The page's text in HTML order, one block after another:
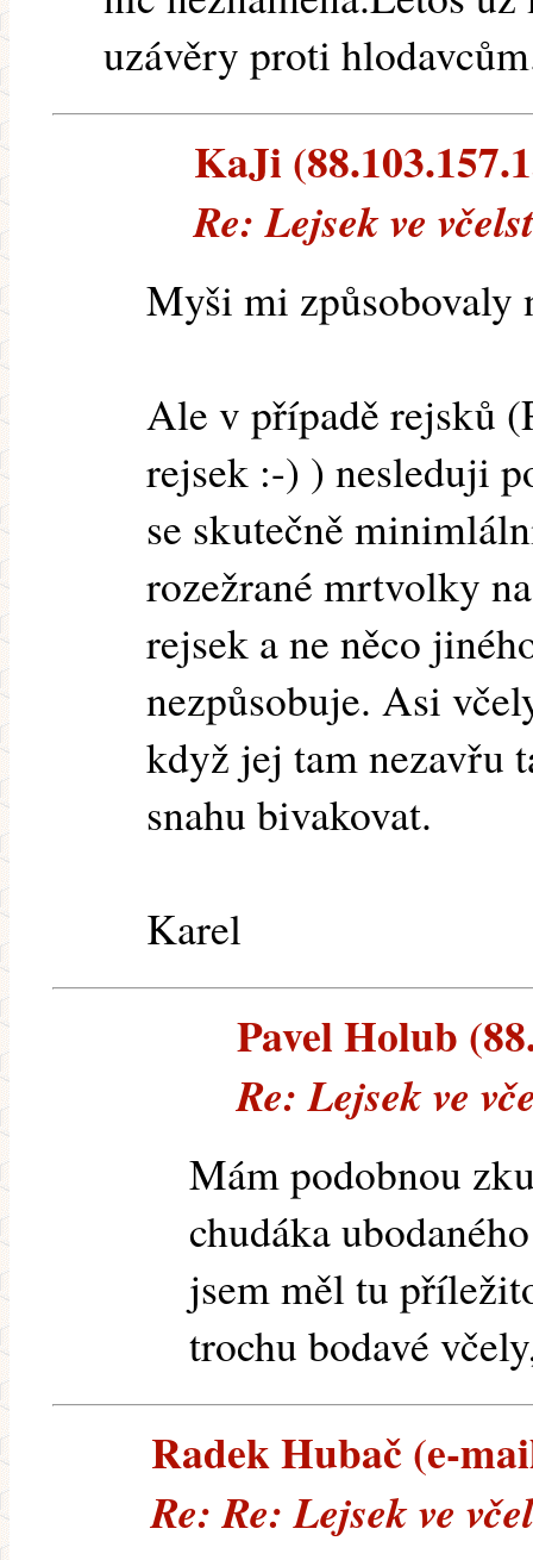
uzávěry proti
KaJi
Re: Lejsek ve
Myši mi způsobovaly
Ale v případě rejsků
rejsek :-) ) nesleduji
se skutečně
rozežrané mrtvolky
rejsek a ne něco
nezpůsobuje. Asi
když jej tam nezavřu
snahu bivakovat.
Karel
Pavel Holub
Re: Lejsek ve
Mám podobnou
chudáka
jsem měl tu
trochu bodavé
Radek Hubač (e-
Re: Re: Lejsek ve